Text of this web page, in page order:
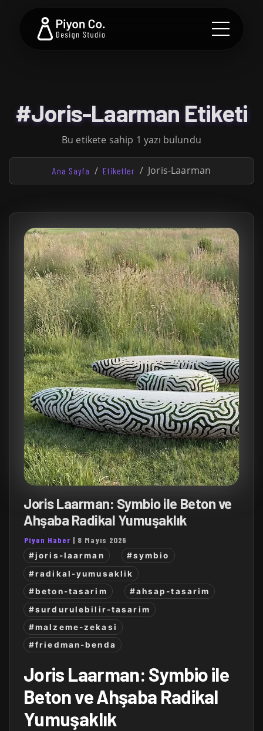
#Joris-Laarman Etiketi
Bu etikete sahip 1 yazı bulundu
Ana Sayfa Etiketler Joris-Laarman
Joris Laarman: Symbio ile Beton ve
Ahşaba Radikal Yumuşaklık
Piyon Haber | 8 Mayıs 2026
#joris-laarman
#symbio
#radikal-yumusaklik
#beton-tasarim
#ahsap-tasarim
#surdurulebilir-tasarim
#malzeme-zekasi
#friedman-benda
Joris Laarman: Symbio ile
Beton ve Ahşaba Radikal
Yumuşaklık